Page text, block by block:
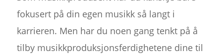
fokusert på din egen musikk så langt i
karrieren. Men har du noen gang tenkt på å
tilby musikkproduksjonsferdighetene dine til